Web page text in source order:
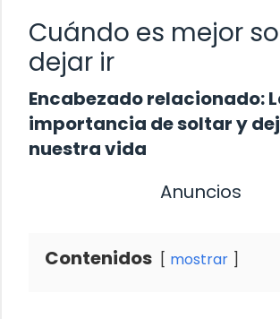
Cuándo es mejor
dejar ir
Encabezado relacionado:
importancia de soltar y
nuestra vida
Anuncios
Contenidos mostrar